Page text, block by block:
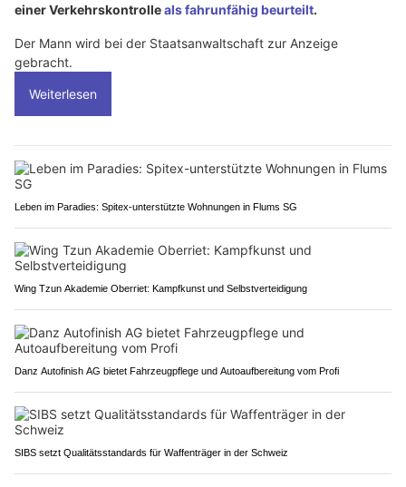
einer Verkehrskontrolleals fahrunfähig beurteilt.
Der Mann wird bei der Staatsanwaltschaft zur Anzeige
gebracht.
Weiterlesen
Leben im Paradies: Spitex-unterstützte Wohnungen in Flums SG
Wing Tzun Akademie Oberriet: Kampfkunst und Selbstverteidigung
Danz Autofinish AG bietet Fahrzeugpflege und Autoaufbereitung vom Profi
SIBS setzt Qualitätsstandards für Waffenträger in der Schweiz